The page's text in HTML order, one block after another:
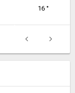
16 °